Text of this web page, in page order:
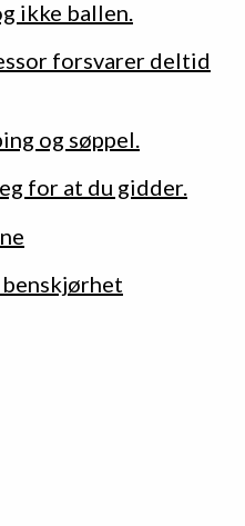
ikke ballen.
forsvarer deltid
og søppel.
for at du gidder.